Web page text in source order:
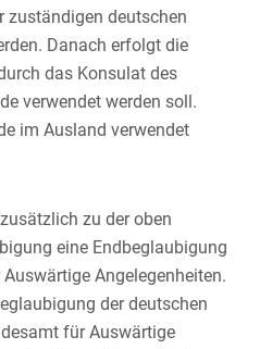
zuständigen deutschen
Danach erfolgt die
das Konsulat des
verwendet werden soll.
im Ausland verwendet
zu der oben
eine Endbeglaubigung
Angelegenheiten.
der deutschen
für Auswärtige